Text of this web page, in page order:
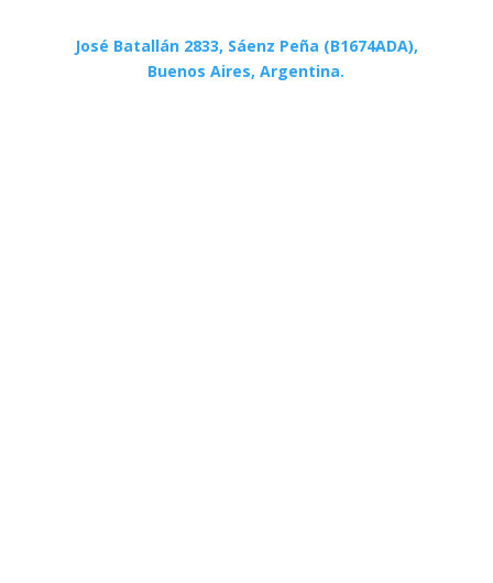
José Batallán 2833, Sáenz Peña (B1674ADA),
Buenos Aires, Argentina.